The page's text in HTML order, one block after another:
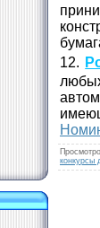
12.
конкурсы